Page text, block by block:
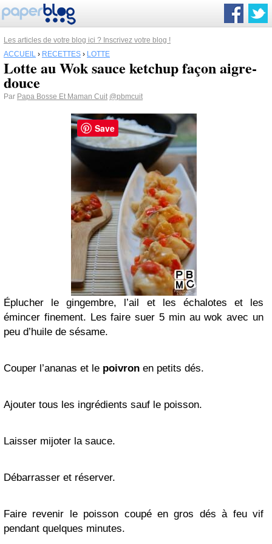
Les articles de votre blog ici ? Inscrivez votre blog !
ACCUEIL › RECETTES › LOTTE
Lotte au Wok sauce ketchup façon aigre-
douce
Par Papa Bosse Et Maman Cuit @pbmcuit
Éplucher le gingembre, l’ail et les échalotes et les
émincer finement. Les faire suer 5 min au wok avec un
peu d’huile de sésame.
Couper l’ananas et le poivron en petits dés.
Ajouter tous les ingrédients sauf le poisson.
Laisser mijoter la sauce.
Débarrasser et réserver.
Faire revenir le poisson coupé en gros dés à feu vif
pendant quelques minutes.
Save